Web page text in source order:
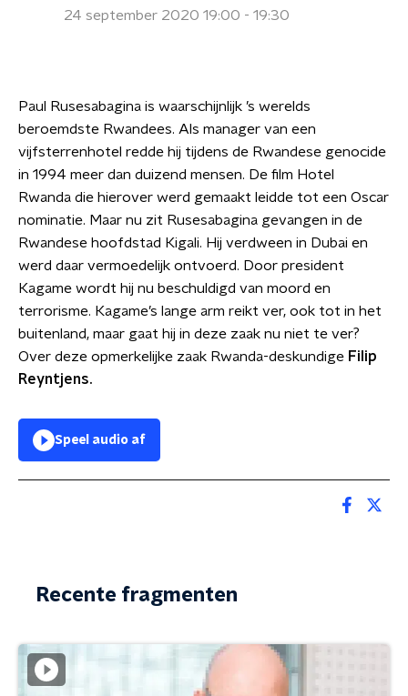
24 september 2020 19:00 - 19:30
Paul Rusesabagina is waarschijnlijk ’s werelds
beroemdste Rwandees. Als manager van een
vijfsterrenhotel redde hij tijdens de Rwandese genocide
in 1994 meer dan duizend mensen. De film Hotel
Rwanda die hierover werd gemaakt leidde tot een Oscar
nominatie. Maar nu zit Rusesabagina gevangen in de
Rwandese hoofdstad Kigali. Hij verdween in Dubai en
werd daar vermoedelijk ontvoerd. Door president
Kagame wordt hij nu beschuldigd van moord en
terrorisme. Kagame’s lange arm reikt ver, ook tot in het
buitenland, maar gaat hij in deze zaak nu niet te ver?
Over deze opmerkelijke zaak Rwanda-deskundige Filip
Reyntjens.
Speel audio af
Recente fragmenten